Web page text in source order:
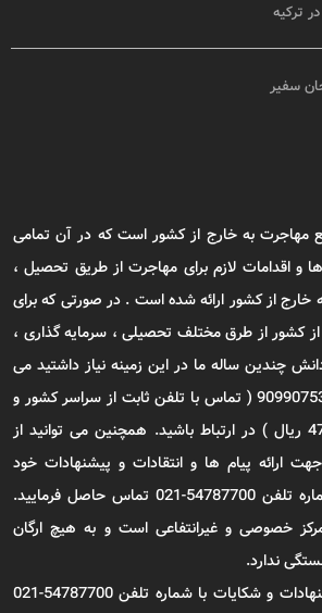
ترکیه
سفیر
مهاجرت به خارج از کشور است که در آن تمامی
و اقدامات لازم برای مهاجرت از طریق تحصیل ،
خارج از کشور ارائه شده است . در صورتی که برای
کشور از طرق مختلف تحصیلی ، سرمایه گذاری ،
چندین ساله ما در این زمینه نیاز داشتید می
توانید با شماره تلفن 9099075305 ( تماس با تلفن ثابت از سراسر کشور و
به ازای هر دقیقه 470000 ریال ) در ارتباط باشید. همچنین می توانید از
ارائه پیام ها و انتقادات و پیشنهادات خود
استفاده نموده و یا با شماره تلفن 54787700-021 تماس حاصل فرمایید.
خصوصی و غیرانتفاعی است و به هیچ ارگان
ندارد.
جهت ارائه انتقادات، پیشنهادات و شکایات با شماره تلفن 54787700-021